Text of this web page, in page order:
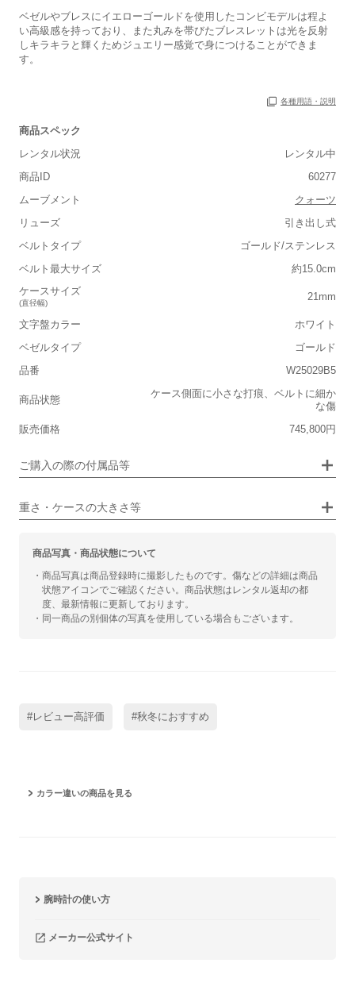
ベゼルやブレスにイエローゴールドを使用したコンビモデルは程よ
い高級感を持っており、また丸みを帯びたブレスレットは光を反射
しキラキラと輝くためジュエリー感覚で身につけることができま
す。
各種用語・説明
商品スペック
レンタル状況
レンタル中
商品ID
60277
ムーブメント
クォーツ
リューズ
引き出し式
ベルトタイプ
ゴールド/ステンレス
ベルト最大サイズ
約15.0cm
ケースサイズ
(直径幅)
21mm
文字盤カラー
ホワイト
ベゼルタイプ
ゴールド
品番
W25029B5
商品状態
ケース側面に小さな打痕、ベルトに細か
な傷
販売価格
745,800円
ご購入の際の付属品等
保証書
箱
あり
重さ・ケースの大きさ等
軽い 重い
■ケースの大きさ
小さい 大きい
カジュアル ビジネス
商品写真・商品状態について
・商品写真は商品登録時に撮影したものです。傷などの詳細は商品
状態アイコンでご確認ください。商品状態はレンタル返却の都
度、最新情報に更新しております。
・同一商品の別個体の写真を使用している場合もございます。
#レビュー高評価 #秋冬におすすめ
カラー違いの商品を見る
腕時計の使い方
メーカー公式サイト